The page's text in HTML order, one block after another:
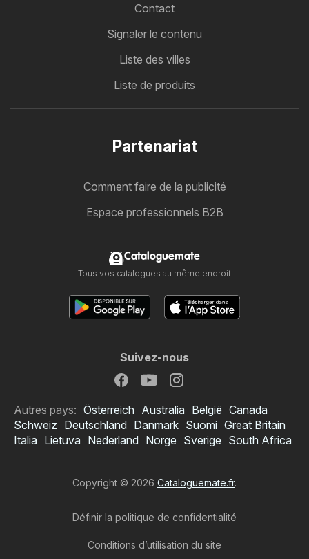
Contact
Signaler le contenu
Liste des villes
Liste de produits
Partenariat
Comment faire de la publicité
Espace professionnels B2B
Cataloguemate
Tous vos catalogues au même endroit
Suivez-nous
Autres pays: Österreich Australia België Canada
Schweiz Deutschland Danmark Suomi Great Britain
Italia Lietuva Nederland Norge Sverige South Africa
Copyright © 2026 Cataloguemate.fr.
Définir la politique de confidentialité
Conditions d’utilisation du site